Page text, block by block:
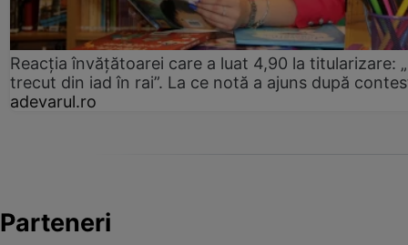
Reacția învățătoarei care a luat 4,90 la titularizare:
trecut din iad în rai”. La ce notă a ajuns după
adevarul.ro
Parteneri